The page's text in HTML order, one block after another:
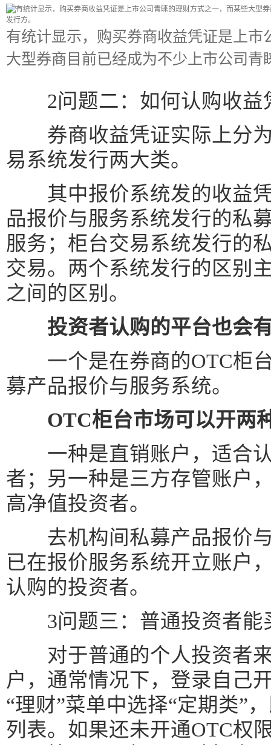
有统计显示，购买券商收益凭证是上
大型券商目前已经成为不少上市公司青
2问题二：如何认购收益
券商收益凭证实际上分为
易系统发行两大类。
其中报价系统发的收益凭
品报价与服务系统发行的私
服务；柜台交易系统发行的
交易。两个系统发行的区别
之间的区别。
投资者认购的平台也会
一个是在券商的OTC柜台
募产品报价与服务系统。
OTC柜台市场可以开两
一种是直销账户，适合认
者；另一种是三方存管账户
高净值投资者。
去机构间私募产品报价与
已在报价服务系统开立账户
认购的投资者。
3问题三：普通投资者能
对于普通的个人投资者来
户，通常情况下，登录自己
“理财”菜单中选择“定期类”
列表。如果还未开通OTC权